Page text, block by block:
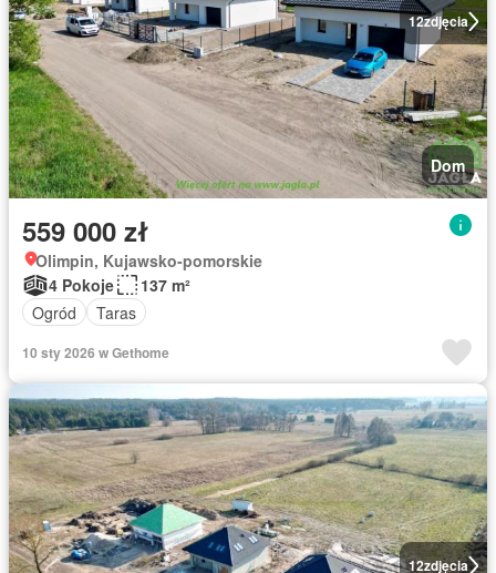
12zdjęcia
Dom
559 000 zł
Olimpin, Kujawsko-pomorskie
4 Pokoje
137 m²
Ogród
Taras
10 sty 2026 w Gethome
12zdjęcia